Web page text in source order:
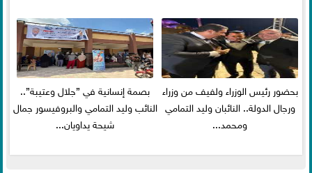
بحضور رئيس الوزراء ولفيف من وزراء
ورجال الدولة.. النائبان وليد التمامي
ومحمد...
بصمة إنسانية في ”جلال وعتيبة”..
النائب وليد التمامي والبروفيسور جمال
شيحة يداويان...